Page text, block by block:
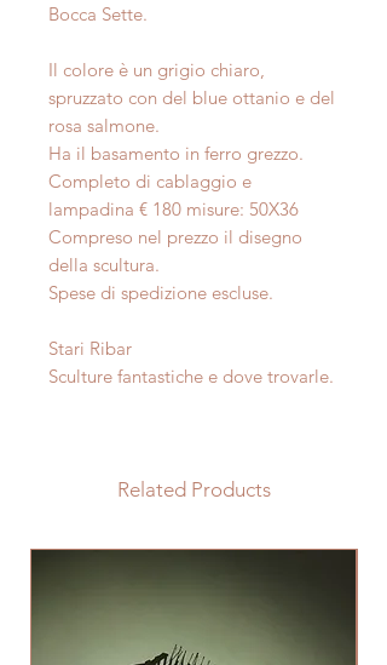
Bocca Sette.
Il colore è un grigio chiaro,
spruzzato con del blue ottanio e del
rosa salmone.
Ha il basamento in ferro grezzo.
Completo di cablaggio e
lampadina € 180 misure: 50X36
Compreso nel prezzo il disegno
della scultura.
Spese di spedizione escluse.
Stari Ribar
Sculture fantastiche e dove trovarle.
Related Products